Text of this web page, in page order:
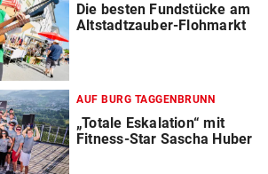
Die besten Fundstücke am
Altstadtzauber-Flohmarkt
AUF BURG TAGGENBRUNN
„Totale Eskalation“ mit
Fitness-Star Sascha Huber